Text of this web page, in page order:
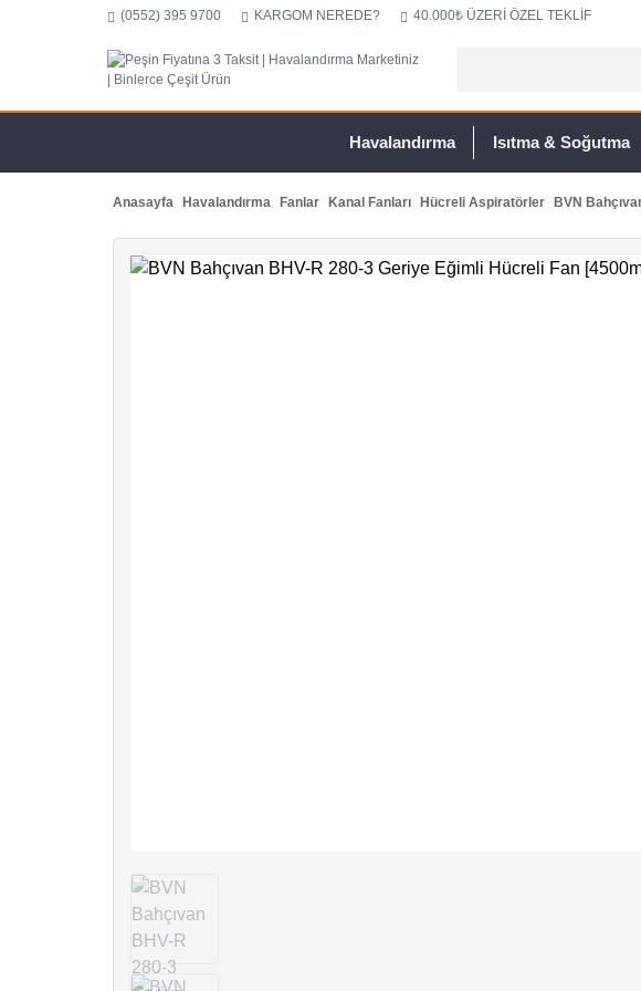
(0552) 395 9700 KARGOM NEREDE? 40.000₺ ÜZERİ ÖZEL TEKLİF
Havalandırma Isıtma & Soğutma
Anasayfa Havalandırma Fanlar Kanal Fanları Hücreli Aspiratörler BVN